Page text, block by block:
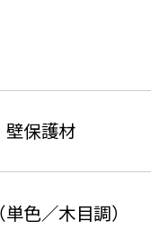
保護材
色／木目調）